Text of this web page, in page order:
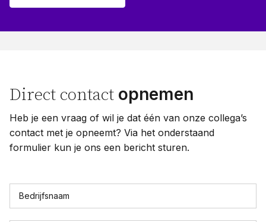
Direct contact opnemen
Heb je een vraag of wil je dat één van onze collega’s
contact met je opneemt? Via het onderstaand
formulier kun je ons een bericht sturen.
Bedrijfsnaam